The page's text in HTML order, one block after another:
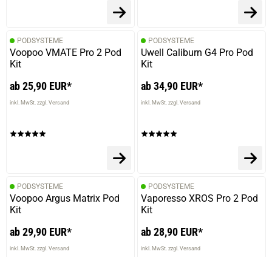
PODSYSTEME
Voopoo VMATE Pro 2 Pod
Kit
ab 25,90 EUR*
inkl. MwSt. zzgl. Versand
PODSYSTEME
Uwell Caliburn G4 Pro Pod
Kit
ab 34,90 EUR*
inkl. MwSt. zzgl. Versand
PODSYSTEME
Voopoo Argus Matrix Pod
Kit
ab 29,90 EUR*
inkl. MwSt. zzgl. Versand
PODSYSTEME
Vaporesso XROS Pro 2 Pod
Kit
ab 28,90 EUR*
inkl. MwSt. zzgl. Versand